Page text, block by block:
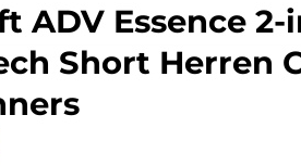
ADV Essence 2-
Short Herren